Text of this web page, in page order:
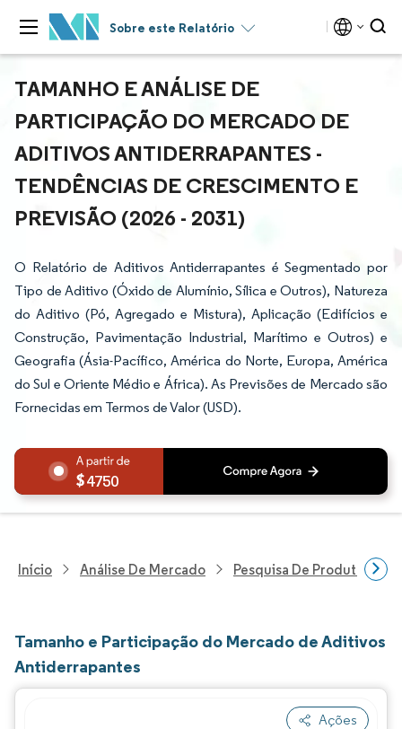
Sobre este Relatório
TAMANHO E ANÁLISE DE
PARTICIPAÇÃO DO MERCADO DE
ADITIVOS ANTIDERRAPANTES -
TENDÊNCIAS DE CRESCIMENTO E
PREVISÃO (2026 - 2031)
O Relatório de Aditivos Antiderrapantes é Segmentado por
Tipo de Aditivo (Óxido de Alumínio, Sílica e Outros), Natureza
do Aditivo (Pó, Agregado e Mistura), Aplicação (Edifícios e
Construção, Pavimentação Industrial, Marítimo e Outros) e
Geografia (Ásia-Pacífico, América do Norte, Europa, América
do Sul e Oriente Médio e África). As Previsões de Mercado são
Fornecidas em Termos de Valor (USD).
4750
Início Análise De Mercado Pesquisa De Produtos
Tamanho e Participação do Mercado de Aditivos
Antiderrapantes
Ações